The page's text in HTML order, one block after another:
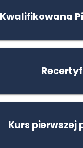
Kwalifikowana
Kurs pierwszej